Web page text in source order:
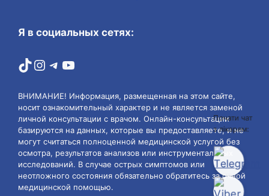
Я в социальных сетях:
TikTok
Instagram
Telegram
YouTube
ВНИМАНИЕ! Информация, размещенная на этом сайте,
носит ознакомительный характер и не является заменой
личной консультации с врачом. Онлайн-консультации
базируются на данных, которые вы предоставляете, и не
могут считаться полноценной медицинской услугой без
осмотра, результатов анализов или инструментальных
исследований. В случае острых симптомов или
неотложного состояния обязательно обратитесь за очной
медицинской помощью.
Почати чат
з лікарем: